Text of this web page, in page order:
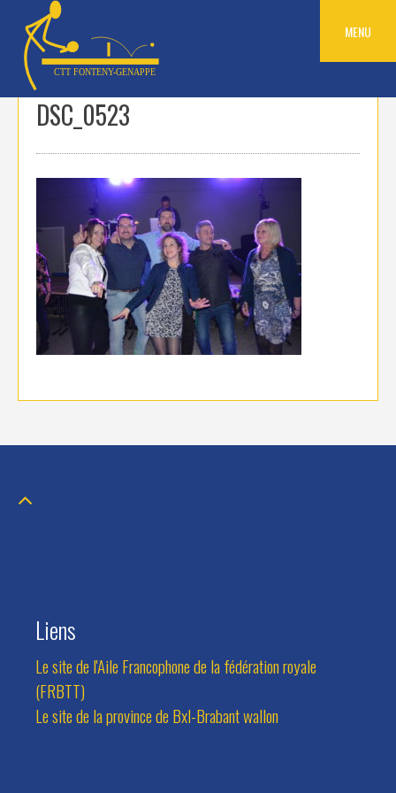
content
MENU
DSC_0523
Liens
Le site de l'Aile Francophone de la fédération royale
(FRBTT)
Le site de la province de Bxl-Brabant wallon